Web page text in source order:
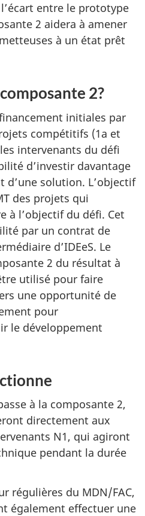
entre le prototype
2 aidera à amener
à un état prêt
2?
initiales par
compétitifs (1a et
intervenants du défi
d’investir davantage
d’une solution. L’objectif
des projets qui
à l’objectif du défi. Cet
par un contrat de
d’IDEeS. Le
2 du résultat à
utilisé pour faire
une opportunité de
pour
le développement
à la composante 2,
directement aux
N1, qui agiront
pendant la durée
régulières du MDN/FAC,
également effectuer une